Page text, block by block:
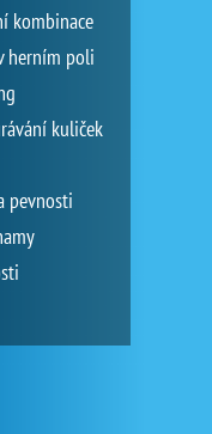
kombinace
herním poli
kuliček
pevnosti